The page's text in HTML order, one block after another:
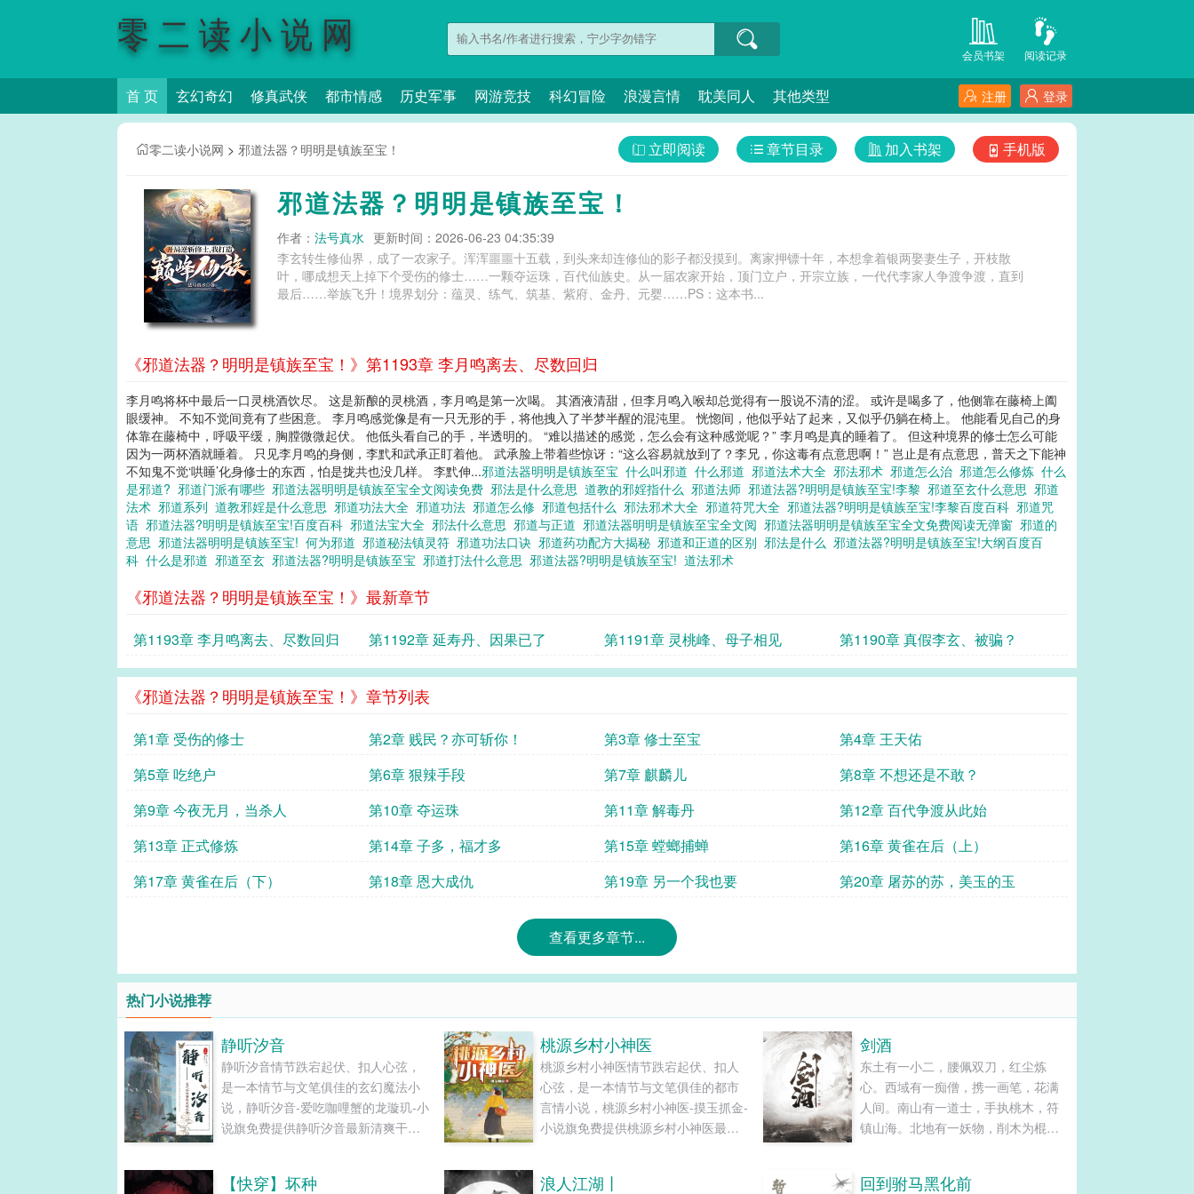
零二读小说网 阅读记录
会员书架
首 页 玄幻奇幻 修真武侠 都市情感 历史军事 网游竞技 科幻冒险 浪漫言情 耽美同人 其他类型 登录
注册
零二读小说网 > 邪道法器？明明是镇族至宝！ 手机版
加入书架
章节目录
立即阅读
邪道法器？明明是镇族至宝！
作者： 法号真水 更新时间：2026-06-23 04:35:39
李玄转生修仙界，成了一农家子。浑浑噩噩十五载，到头来却连修仙的影子都没摸到。离家押镖十年，本想拿着银两娶妻生子，开枝散
叶，哪成想天上掉下个受伤的修士……一颗夺运珠，百代仙族史。从一届农家开始，顶门立户，开宗立族，一代代李家人争渡争渡，直到
最后……举族飞升！境界划分：蕴灵、练气、筑基、紫府、金丹、元婴……PS：这本书...
《邪道法器？明明是镇族至宝！》第1193章 李月鸣离去、尽数回归
李月鸣将杯中最后一口灵桃酒饮尽。 这是新酿的灵桃酒，李月鸣是第一次喝。 其酒液清甜，但李月鸣入喉却总觉得有一股说不清的涩。 或许是喝多了，他侧靠在藤椅上阖
眼缓神。 不知不觉间竟有了些困意。 李月鸣感觉像是有一只无形的手，将他拽入了半梦半醒的混沌里。 恍惚间，他似乎站了起来，又似乎仍躺在椅上。 他能看见自己的身
体靠在藤椅中，呼吸平缓，胸膛微微起伏。 他低头看自己的手，半透明的。 “难以描述的感觉，怎么会有这种感觉呢？” 李月鸣是真的睡着了。 但这种境界的修士怎么可能
因为一两杯酒就睡着。 只见李月鸣的身侧，李黓和武承正盯着他。 武承脸上带着些惊讶：“这么容易就放到了？李兄，你这毒有点意思啊！” 岂止是有点意思，普天之下能神
不知鬼不觉‘哄睡’化身修士的东西，怕是拢共也没几样。 李黓伸...邪道法器明明是镇族至宝 什么叫邪道 什么邪道 邪道法术大全 邪法邪术 邪道怎么治 邪道怎么修炼 什么
是邪道? 邪道门派有哪些 邪道法器明明是镇族至宝全文阅读免费 邪法是什么意思 道教的邪婬指什么 邪道法师 邪道法器?明明是镇族至宝!李黎 邪道至玄什么意思 邪道
法术 邪道系列 道教邪婬是什么意思 邪道功法大全 邪道功法 邪道怎么修 邪道包括什么 邪法邪术大全 邪道符咒大全 邪道法器?明明是镇族至宝!李黎百度百科 邪道咒
语 邪道法器?明明是镇族至宝!百度百科 邪道法宝大全 邪法什么意思 邪道与正道 邪道法器明明是镇族至宝全文阅 邪道法器明明是镇族至宝全文免费阅读无弹窗 邪道的
意思 邪道法器明明是镇族至宝! 何为邪道 邪道秘法镇灵符 邪道功法口诀 邪道药功配方大揭秘 邪道和正道的区别 邪法是什么 邪道法器?明明是镇族至宝!大纲百度百
科 什么是邪道 邪道至玄 邪道法器?明明是镇族至宝 邪道打法什么意思 邪道法器?明明是镇族至宝! 道法邪术
《邪道法器？明明是镇族至宝！》最新章节
第1193章 李月鸣离去、尽数回归 第1192章 延寿丹、因果已了 第1191章 灵桃峰、母子相见 第1190章 真假李玄、被骗？
《邪道法器？明明是镇族至宝！》章节列表
第1章 受伤的修士 第2章 贱民？亦可斩你！ 第3章 修士至宝
第4章 王天佑
第5章 吃绝户
第6章 狠辣手段 第7章 麒麟儿
第8章 不想还是不敢？
第9章 今夜无月，当杀人
第10章 夺运珠 第11章 解毒丹
第12章 百代争渡从此始
第13章 正式修炼
第14章 子多，福才多 第15章 螳螂捕蝉
第16章 黄雀在后（上）
第17章 黄雀在后（下）
第18章 恩大成仇 第19章 另一个我也要 第20章 屠苏的苏，美玉的玉
查看更多章节...
热门小说推荐
静听汐音
静听汐音情节跌宕起伏、扣人心弦，
是一本情节与文笔俱佳的玄幻魔法小
说，静听汐音-爱吃咖哩蟹的龙璇玑-小
说旗免费提供静听汐音最新清爽干净
桃源乡村小神医
桃源乡村小神医情节跌宕起伏、扣人
心弦，是一本情节与文笔俱佳的都市
言情小说，桃源乡村小神医-摸玉抓金-
小说旗免费提供桃源乡村小神医最新
剑酒
东土有一小二，腰佩双刀，红尘炼
心。西域有一痴僧，携一画笔，花满
人间。南山有一道士，手执桃木，符
镇山海。北地有一妖物，削木为棍，
然千里，一剑霜寒九州！......
【快穿】坏种 浪人江湖丨 回到驸马黑化前